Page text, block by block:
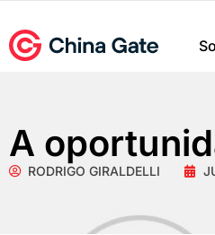
A
RODRIGO GIRALDELLI